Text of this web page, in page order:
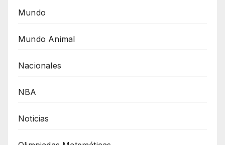
Mundo
Mundo Animal
Nacionales
NBA
Noticias